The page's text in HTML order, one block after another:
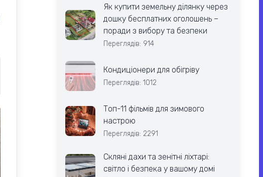
Як купити земельну ділянку через
дошку бесплатних оголошень –
поради з вибору та безпеки
Переглядів: 914
Кондиціонери для обігріву
Переглядів: 1012
Топ-11 фільмів для зимового
настрою
Переглядів: 2291
Скляні дахи та зенітні ліхтарі:
світло і безпека у вашому домі